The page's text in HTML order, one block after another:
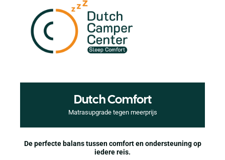
Dutch Comfort
Matrasupgrade tegen meerprijs
De perfecte balans tussen comfort en ondersteuning op
iedere reis.